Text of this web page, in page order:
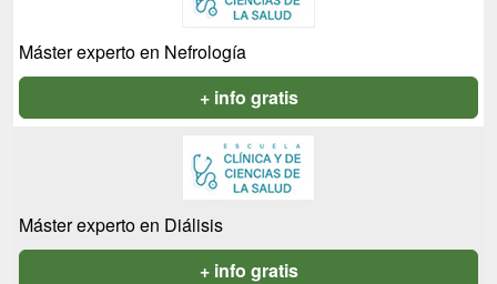
Máster experto en Nefrología
+ info gratis
Máster experto en Diálisis
+ info gratis